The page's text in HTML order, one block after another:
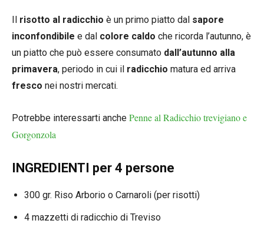
Il risotto al radicchio è un primo piatto dal sapore
inconfondibile e dal colore caldo che ricorda l’autunno, è
un piatto che può essere consumato dall’autunno alla
primavera, periodo in cui il radicchio matura ed arriva
fresco nei nostri mercati.
Potrebbe interessarti anche Penne al Radicchio trevigiano e
Gorgonzola
INGREDIENTI per 4 persone
300 gr. Riso Arborio o Carnaroli (per risotti)
4 mazzetti di radicchio di Treviso